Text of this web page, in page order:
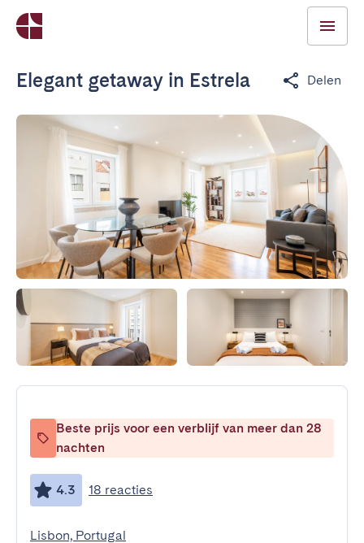
Elegant getaway in Estrela Delen
Beste prijs voor een verblijf van meer dan 28
nachten
4.3 18 reacties
Lisbon, Portugal